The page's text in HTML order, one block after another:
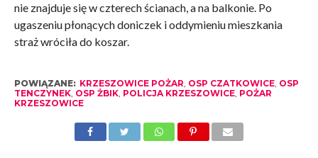
nie znajduje się w czterech ścianach, a na balkonie. Po
ugaszeniu płonących doniczek i oddymieniu mieszkania
straż wróciła do koszar.
POWIĄZANE: KRZESZOWICE POŻAR, OSP CZATKOWICE, OSP
TENCZYNEK, OSP ŻBIK, POLICJA KRZESZOWICE, POŻAR
KRZESZOWICE